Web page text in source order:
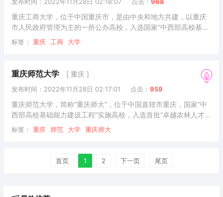
点高校。重庆市一流学科建设高校，以法学为主，经济学、文
学、管理学、哲学、工学等多学科协调发展，被誉为新中
重庆工商大学，位于中国重庆市，是由中央和地方共建，以重庆
市人民政府管理为主的一所公办高校，入选国家“中西部高校基础
能力建设工程”、“卓越农林人才教育培养计划”、“国家级大学生创
新创业训练计划”、“服务国家特殊需求博士人才培养项目”、“国家
生就业典型经验高校”，是重庆市国际人文特色高校、重庆市国际
交流合作示范校、重庆市一流学科建设高校，重庆市“数字校园”示
范学校和教育信息化试点单位，为“一带一路”中波大学联盟、“长
江—伏尔加河”高校联盟
标签： 重庆 工商 大学
重庆师范大学 [ 重庆 ]
发布时间：2022年11月28日 02:17:01 点击： 959
重庆师范大学，简称“重庆师大”，位于中国直辖市重庆，国家“中
西部高校基础能力建设工程”实施高校，入选首批“卓越农林人才教
育培养计划、卓越教师培养计划”，“马云乡村师范生计划”首批合
作院校，全国毕业生就业典型经验高校，重庆市一流学科建设高
学。 重庆师范大学办学历史源于1906年官立川东师范学堂，主
体创办于1954年1月，时名重庆师范专科学校；1960年学校更名
标签： 重庆 师范 大学 重庆师大
首页 1 2 下一页 尾页